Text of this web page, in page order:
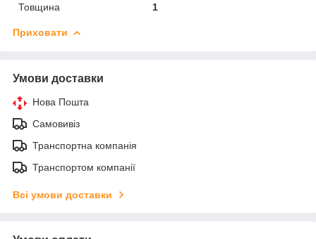
Товщина
1
Приховати
Умови доставки
Нова Пошта
Самовивіз
Транспортна компанія
Транспортом компанії
Всі умови доставки